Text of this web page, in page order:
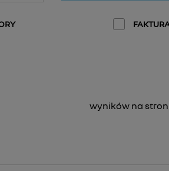
wyników na